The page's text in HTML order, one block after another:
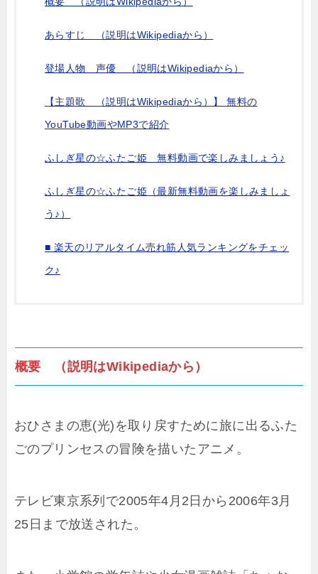
あらすじ （説明はWikipediaから）
登場人物 声優 （説明はWikipediaから）
【主題歌 （説明はWikipediaから）】 無料の
YouTube動画やMP3で紹介
ふしぎ星の☆ふたご姫 無料動画で楽しみましょう♪
ふしぎ星の☆ふたご姫（最新無料動画を楽しみましょ
う♪）
■ 楽天のリアルタイム売れ筋人気ランキングをチェッ
ク♪
概要 （説明はWikipediaから）
おひさまの恵(光)を取り戻すために旅に出るふた
ごのプリンセスの冒険を描いたアニメ。
テレビ東京系列で2005年4月2日から2006年3月
25日まで放送された。